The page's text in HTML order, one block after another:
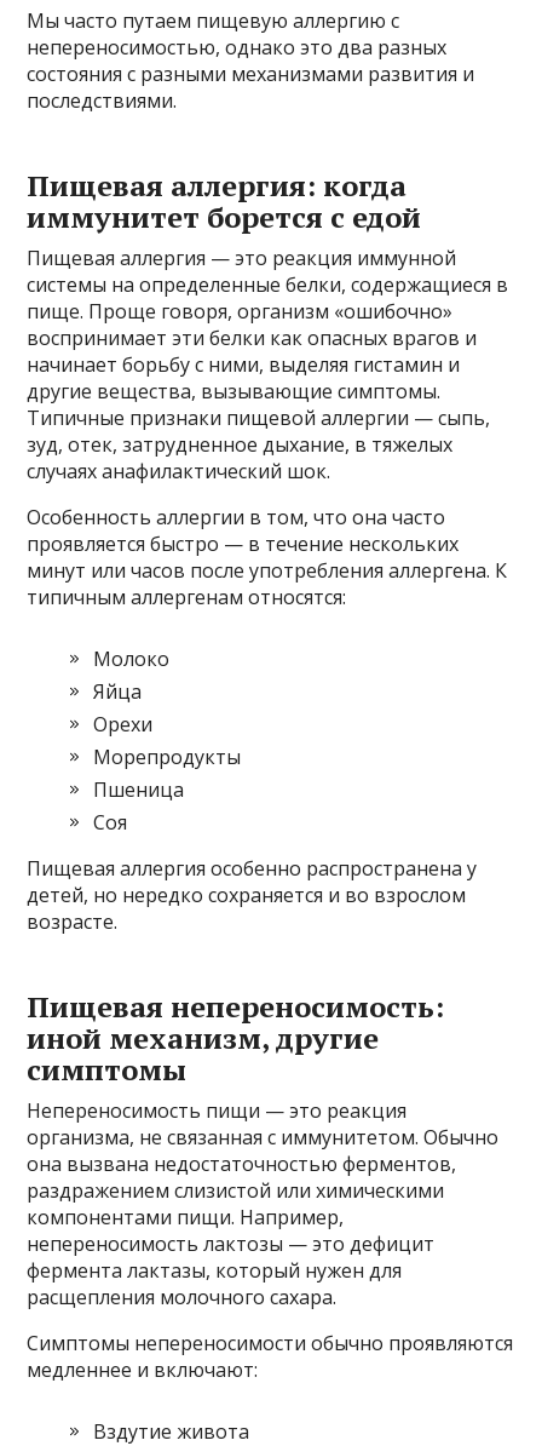
Мы часто путаем пищевую аллергию с
непереносимостью, однако это два разных
состояния с разными механизмами развития и
последствиями.
Пищевая аллергия: когда
иммунитет борется с едой
Пищевая аллергия — это реакция иммунной
системы на определенные белки, содержащиеся в
пище. Проще говоря, организм «ошибочно»
воспринимает эти белки как опасных врагов и
начинает борьбу с ними, выделяя гистамин и
другие вещества, вызывающие симптомы.
Типичные признаки пищевой аллергии — сыпь,
зуд, отек, затрудненное дыхание, в тяжелых
случаях анафилактический шок.
Особенность аллергии в том, что она часто
проявляется быстро — в течение нескольких
минут или часов после употребления аллергена. К
типичным аллергенам относятся:
Молоко
Яйца
Орехи
Морепродукты
Пшеница
Соя
Пищевая аллергия особенно распространена у
детей, но нередко сохраняется и во взрослом
возрасте.
Пищевая непереносимость:
иной механизм, другие
симптомы
Непереносимость пищи — это реакция
организма, не связанная с иммунитетом. Обычно
она вызвана недостаточностью ферментов,
раздражением слизистой или химическими
компонентами пищи. Например,
непереносимость лактозы — это дефицит
фермента лактазы, который нужен для
расщепления молочного сахара.
Симптомы непереносимости обычно проявляются
медленнее и включают:
Вздутие живота